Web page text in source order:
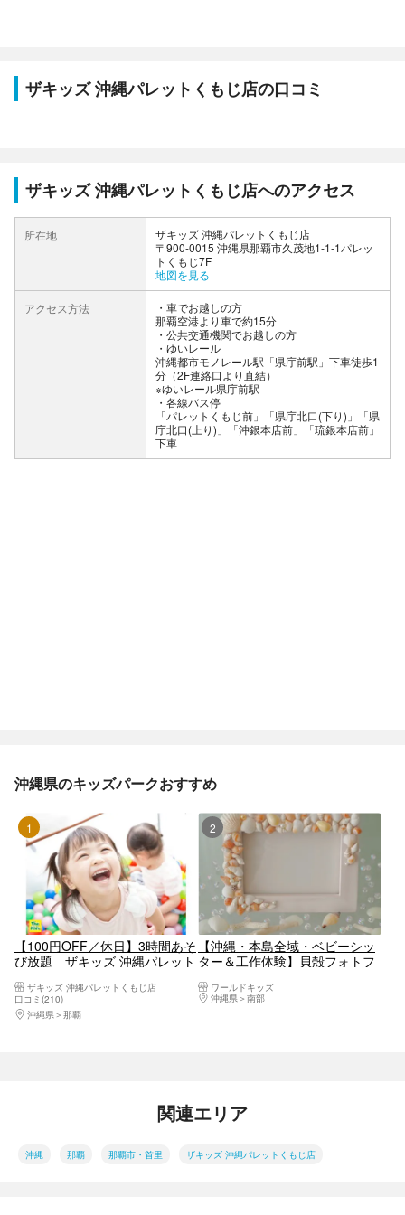
ザキッズ 沖縄パレットくもじ店の口コミ
ザキッズ 沖縄パレットくもじ店へのアクセス
所在地
ザキッズ 沖縄パレットくもじ店
〒900-0015 沖縄県那覇市久茂地1-1-1パレッ
トくもじ7F
地図を見る
アクセス方法
車でお越しの方
那覇空港より車で約15分
公共交通機関でお越しの方
・ゆいレール
沖縄都市モノレール駅「県庁前駅」下車徒歩1
分（2F連絡口より直結）
※ゆいレール県庁前駅
・各線バス停
「パレットくもじ前」「県庁北口(下り)」「県
庁北口(上り)」「沖銀本店前」「琉銀本店前」
下車
沖縄県のキッズパークおすすめ
1位
【100円OFF／休日】3時間あそ
び放題 ザキッズ 沖縄パレット
ザキッズ 沖縄パレットくもじ店
口コミ(210)
沖縄県
那覇
2位
【沖縄・本島全域・ベビーシッ
ター＆工作体験】貝殻フォトフ
ワールドキッズ
沖縄県
南部
関連エリア
沖縄 那覇 那覇市・首里 ザキッズ 沖縄パレットくもじ店